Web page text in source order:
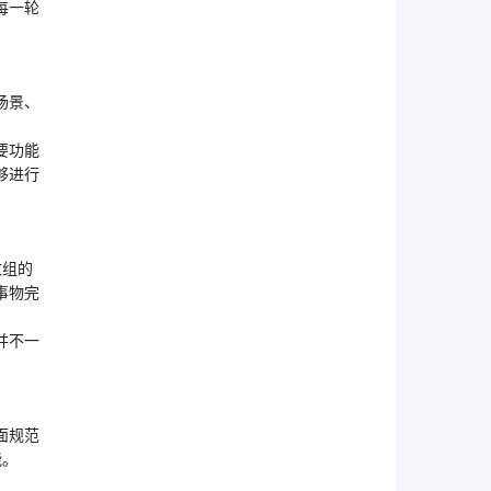
一轮
、
功能
进行
的
物完
不一
规范